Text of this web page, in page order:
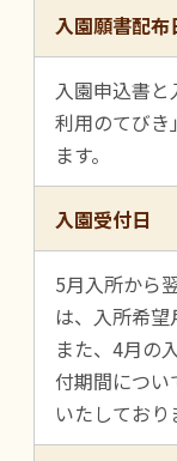
入園願書配布
入園申込書
利用のてびき
ます。
入園受付日
5月入所から
は、入所希望
また、4月の
付期間につ
いたしており